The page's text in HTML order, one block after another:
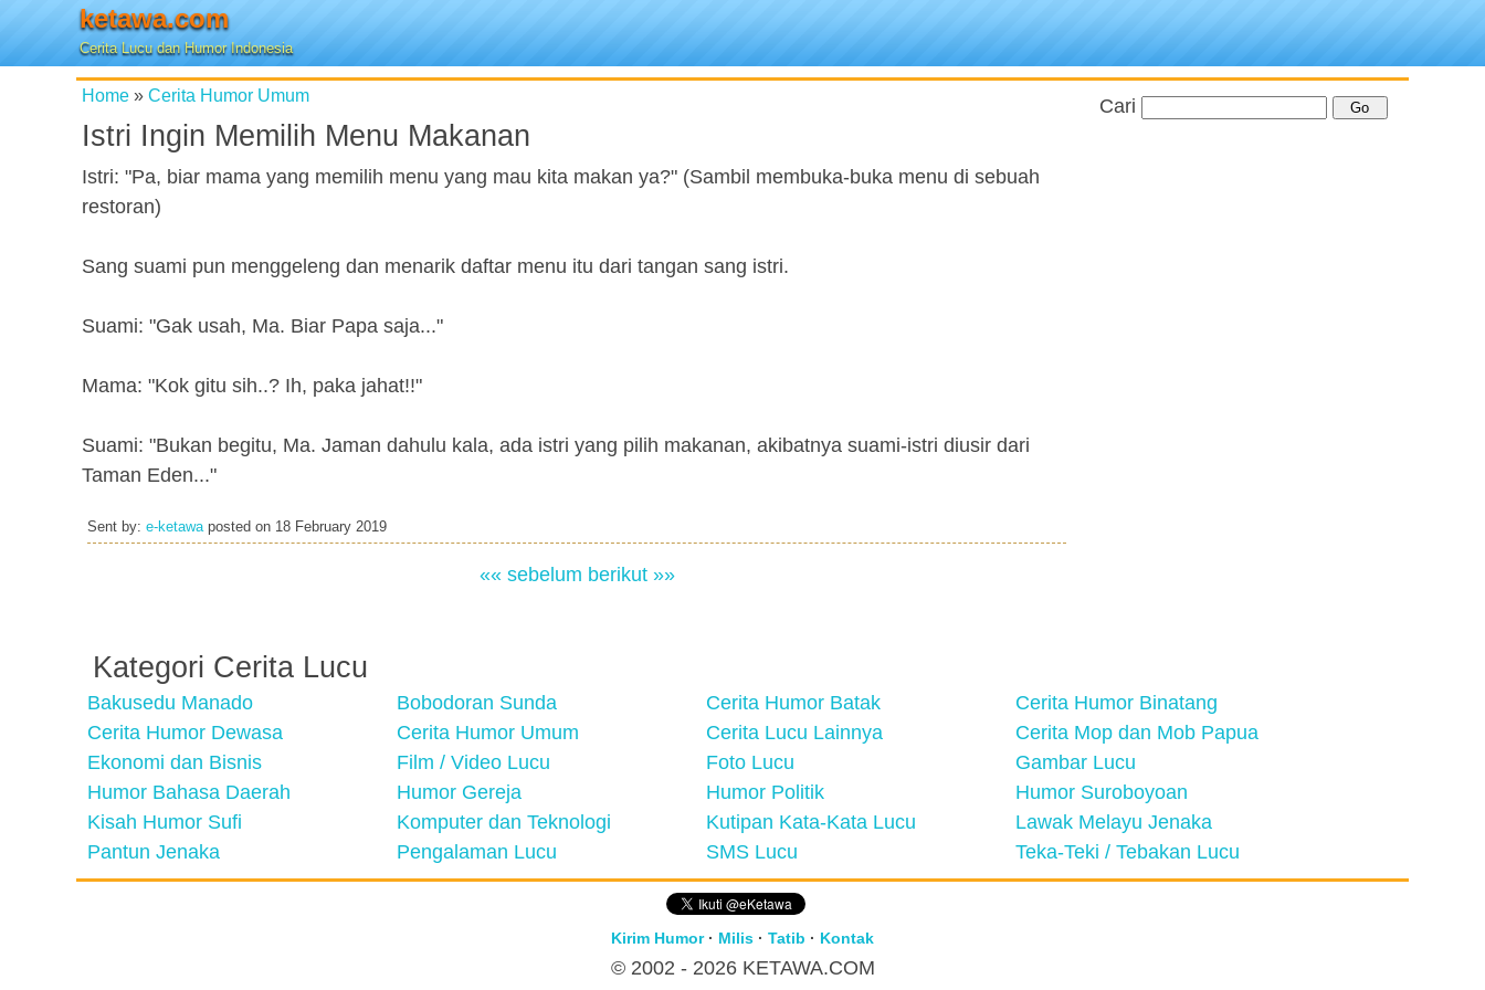
ketawa.com
Cerita Lucu dan Humor Indonesia
Home » Cerita Humor Umum
Istri Ingin Memilih Menu Makanan
Istri: "Pa, biar mama yang memilih menu yang mau kita makan ya?" (Sambil membuka-buka menu di sebuah
restoran)
Sang suami pun menggeleng dan menarik daftar menu itu dari tangan sang istri.
Suami: "Gak usah, Ma. Biar Papa saja..."
Mama: "Kok gitu sih..? Ih, paka jahat!!"
Suami: "Bukan begitu, Ma. Jaman dahulu kala, ada istri yang pilih makanan, akibatnya suami-istri diusir dari
Taman Eden..."
Sent by: e-ketawaposted on 18 February 2019
«« sebelum berikut »»
Cari
Kategori Cerita Lucu
Bakusedu Manado Bobodoran Sunda Cerita Humor Batak
Cerita Humor Binatang
Cerita Humor Dewasa
Cerita Humor Umum Cerita Lucu Lainnya
Cerita Mop dan Mob Papua
Ekonomi dan Bisnis
Film / Video Lucu Foto Lucu
Gambar Lucu
Humor Bahasa Daerah
Humor Gereja Humor Politik
Humor Suroboyoan
Kisah Humor Sufi
Komputer dan Teknologi Kutipan Kata-Kata Lucu
Lawak Melayu Jenaka
Pantun Jenaka
Pengalaman Lucu SMS Lucu Teka-Teki / Tebakan Lucu
Kirim Humor· Milis · Tatib · Kontak
© 2002 - 2026 KETAWA.COM